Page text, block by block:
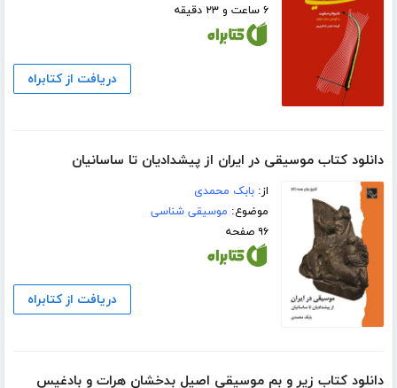
۶ ساعت و ۲۳ دقیقه
دریافت از کتابراه
دانلود کتاب موسیقی در ایران از پیشدادیان تا ساسانیان
از:بابک محمدی
موضوع: موسیقی شناسی
۹۶ صفحه
دریافت از کتابراه
دانلود کتاب زیر و بم موسیقی اصیل بدخشان هرات و بادغیس